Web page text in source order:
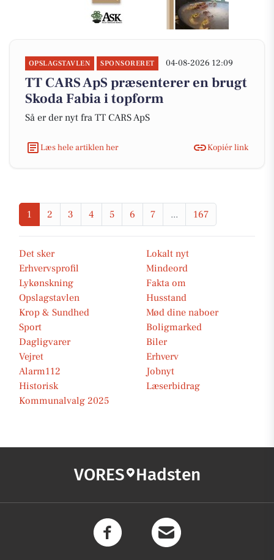
OPSLAGSTAVLEN SPONSORERET 04-08-2026 12:09
TT CARS ApS præsenterer en brugt
Skoda Fabia i topform
Så er der nyt fra TT CARS ApS
Læs hele artiklen her Kopiér link
1 2 3 4 5 6 7 ... 167
Det sker
Lokalt nyt
Erhvervsprofil
Mindeord
Lykønskning
Fakta om
Opslagstavlen
Husstand
Krop & Sundhed
Mød dine naboer
Sport
Boligmarked
Dagligvarer
Biler
Vejret
Erhverv
Alarm112
Jobnyt
Historisk
Læserbidrag
Kommunalvalg 2025
VORES Hadsten